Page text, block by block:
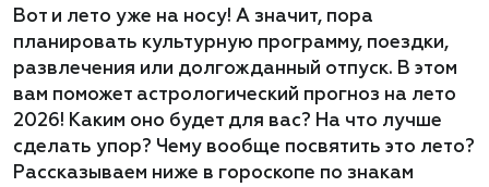
Вот и лето уже на носу! А значит, пора
планировать культурную программу, поездки,
развлечения или долгожданный отпуск. В этом
вам поможет астрологический прогноз на лето
2026! Каким оно будет для вас? На что лучше
сделать упор? Чему вообще посвятить это лето?
Рассказываем ниже в гороскопе по знакам